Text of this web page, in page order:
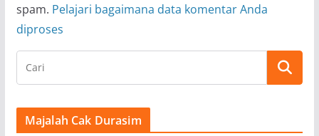
spam. Pelajari bagaimana data komentar Anda
diproses
Majalah Cak Durasim